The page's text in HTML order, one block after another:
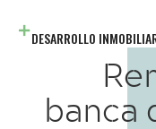
DESARROLLO
banca